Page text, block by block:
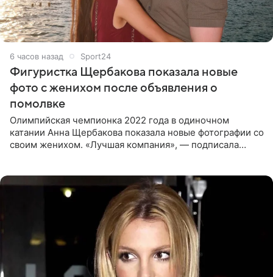
6 часов назад Sport24
Фигуристка Щербакова показала новые
фото с женихом после объявления о
помолвке
Олимпийская чемпионка 2022 года в одиночном
катании Анна Щербакова показала новые фотографии со
своим женихом. «Лучшая компания», — подписала